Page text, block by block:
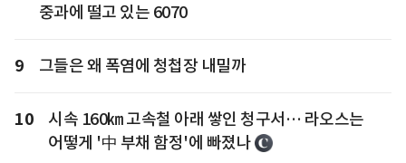
중과에 떨고 있는 6070
9 그들은 왜 폭염에 청첩장 내밀까
10
시속 160㎞ 고속철 아래 쌓인 청구서… 라오스는
어떻게 '中 부채 함정'에 빠졌나